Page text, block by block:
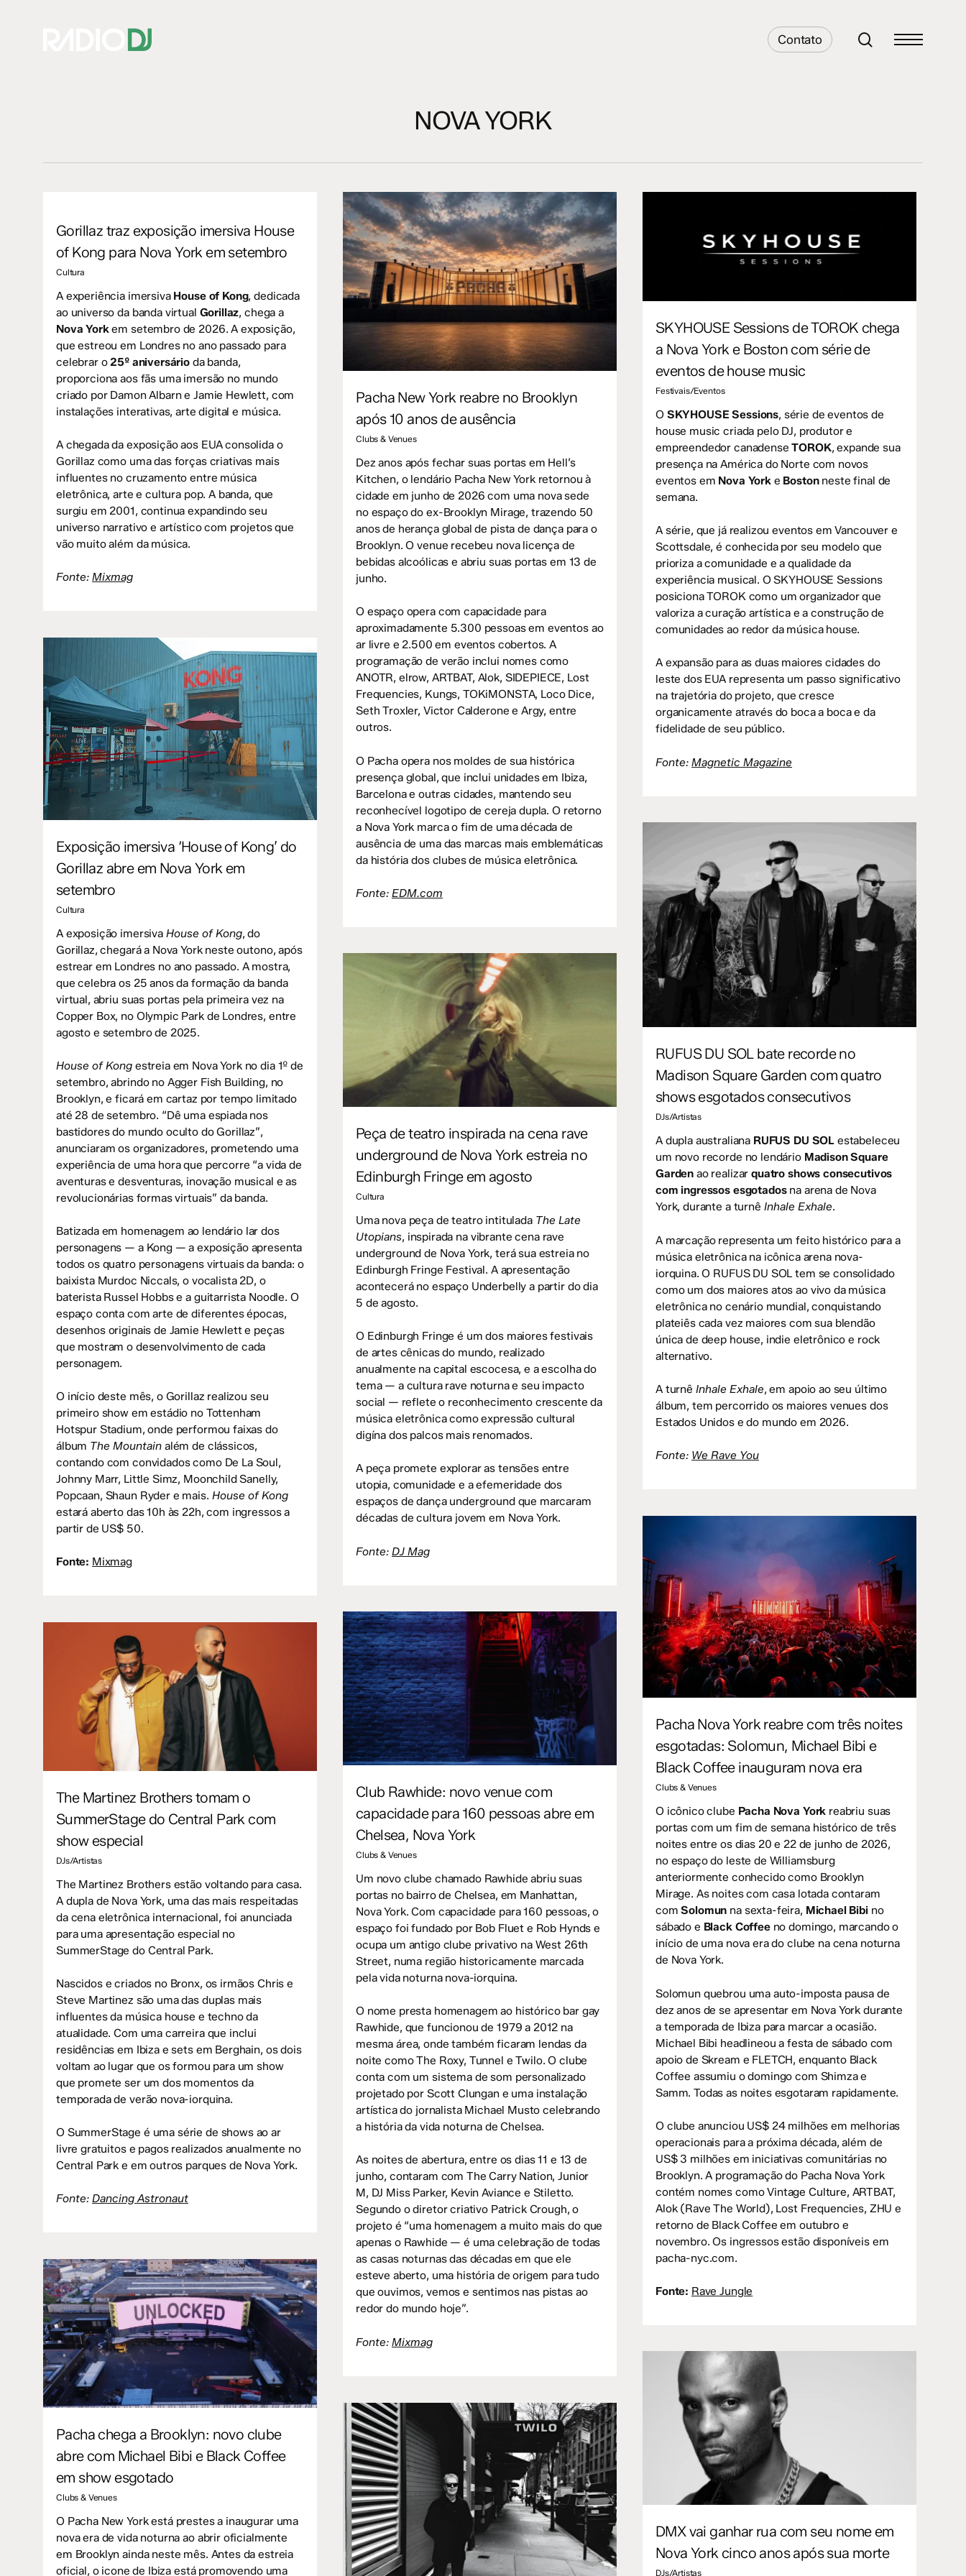
Contato search
Menu
NOVA YORK
Gorillaz traz exposição imersiva House
of Kong para Nova York em setembro
Cultura
A experiência imersiva House of Kong, dedicada
ao universo da banda virtual Gorillaz, chega a
Nova Yorkem setembro de 2026. A exposição,
que estreou em Londres no ano passado para
celebrar o25º aniversário da banda,
proporciona aos fãs uma imersão no mundo
criado por Damon Albarn e Jamie Hewlett, com
instalações interativas, arte digital e música.
A chegada da exposição aos EUA consolida o
Gorillaz como uma das forças criativas mais
influentes no cruzamento entre música
eletrônica, arte e cultura pop. A banda, que
surgiu em 2001, continua expandindo seu
universo narrativo e artístico com projetos que
vão muito além da música.
Fonte: Mixmag
Pacha New York reabre no Brooklyn
após 10 anos de ausência
Clubs & Venues
Dez anos após fechar suas portas em Hell’s
Kitchen, o lendário Pacha New York retornou à
cidade em junho de 2026 com uma nova sede
no espaço do ex-Brooklyn Mirage, trazendo 50
anos de herança global de pista de dança para o
Brooklyn. O venue recebeu nova licença de
bebidas alcoólicas e abriu suas portas em 13 de
junho.
O espaço opera com capacidade para
aproximadamente 5.300 pessoas em eventos ao
ar livre e 2.500 em eventos cobertos. A
programação de verão inclui nomes como
ANOTR, elrow, ARTBAT, Alok, SIDEPIECE, Lost
Frequencies, Kungs, TOKiMONSTA, Loco Dice,
Seth Troxler, Victor Calderone e Argy, entre
outros.
O Pacha opera nos moldes de sua histórica
presença global, que inclui unidades em Ibiza,
Barcelona e outras cidades, mantendo seu
reconhecível logotipo de cereja dupla. O retorno
a Nova York marca o fim de uma década de
ausência de uma das marcas mais emblemáticas
da história dos clubes de música eletrônica.
Fonte: EDM.com
SKYHOUSE Sessions de TOROK chega
a Nova York e Boston com série de
eventos de house music
Festivais/Eventos
O SKYHOUSE Sessions, série de eventos de
house music criada pelo DJ, produtor e
empreendedor canadenseTOROK, expande sua
presença na América do Norte com novos
eventos em Nova Yorke Bostonneste final de
semana.
A série, que já realizou eventos em Vancouver e
Scottsdale, é conhecida por seu modelo que
prioriza a comunidade e a qualidade da
experiência musical. O SKYHOUSE Sessions
posiciona TOROK como um organizador que
valoriza a curação artística e a construção de
comunidades ao redor da música house.
A expansão para as duas maiores cidades do
leste dos EUA representa um passo significativo
na trajetória do projeto, que cresce
organicamente através do boca a boca e da
fidelidade de seu público.
Fonte: Magnetic Magazine
Exposição imersiva ‘House of Kong’ do
Gorillaz abre em Nova York em
setembro
Cultura
A exposição imersiva House of Kong, do
Gorillaz, chegará a Nova York neste outono, após
estrear em Londres no ano passado. A mostra,
que celebra os 25 anos da formação da banda
virtual, abriu suas portas pela primeira vez na
Copper Box, no Olympic Park de Londres, entre
agosto e setembro de 2025.
House of Kong estreia em Nova York no dia 1º de
setembro, abrindo no Agger Fish Building, no
Brooklyn, e ficará em cartaz por tempo limitado
até 28 de setembro. “Dê uma espiada nos
bastidores do mundo oculto do Gorillaz”,
anunciaram os organizadores, prometendo uma
experiência de uma hora que percorre “a vida de
aventuras e desventuras, inovação musical e as
revolucionárias formas virtuais” da banda.
Batizada em homenagem ao lendário lar dos
personagens — a Kong — a exposição apresenta
todos os quatro personagens virtuais da banda: o
baixista Murdoc Niccals, o vocalista 2D, o
baterista Russel Hobbs e a guitarrista Noodle. O
espaço conta com arte de diferentes épocas,
desenhos originais de Jamie Hewlett e peças
que mostram o desenvolvimento de cada
personagem.
O início deste mês, o Gorillaz realizou seu
primeiro show em estádio no Tottenham
Hotspur Stadium, onde performou faixas do
álbum The Mountain além de clássicos,
contando com convidados como De La Soul,
Johnny Marr, Little Simz, Moonchild Sanelly,
Popcaan, Shaun Ryder e mais. House of Kong
estará aberto das 10h às 22h, com ingressos a
partir de US$ 50.
Fonte: Mixmag
RUFUS DU SOL bate recorde no
Madison Square Garden com quatro
shows esgotados consecutivos
DJs/Artistas
A dupla australiana RUFUS DU SOL estabeleceu
um novo recorde no lendário Madison Square
Garden ao realizarquatro shows consecutivos
com ingressos esgotadosna arena de Nova
York, durante a turnê Inhale Exhale.
A marcação representa um feito histórico para a
música eletrônica na icônica arena nova-
iorquina. O RUFUS DU SOL tem se consolidado
como um dos maiores atos ao vivo da música
eletrônica no cenário mundial, conquistando
plateiês cada vez maiores com sua blendão
única de deep house, indie eletrônico e rock
alternativo.
A turnê Inhale Exhale, em apoio ao seu último
álbum, tem percorrido os maiores venues dos
Estados Unidos e do mundo em 2026.
Fonte: We Rave You
Peça de teatro inspirada na cena rave
underground de Nova York estreia no
Edinburgh Fringe em agosto
Cultura
Uma nova peça de teatro intitulada The Late
Utopians, inspirada na vibrante cena rave
underground de Nova York, terá sua estreia no
Edinburgh Fringe Festival. A apresentação
acontecerá no espaço Underbelly a partir do dia
5 de agosto.
O Edinburgh Fringe é um dos maiores festivais
de artes cênicas do mundo, realizado
anualmente na capital escocesa, e a escolha do
tema — a cultura rave noturna e seu impacto
social — reflete o reconhecimento crescente da
música eletrônica como expressão cultural
digína dos palcos mais renomados.
A peça promete explorar as tensões entre
utopia, comunidade e a efemeridade dos
espaços de dança underground que marcaram
décadas de cultura jovem em Nova York.
Fonte: DJ Mag
Pacha Nova York reabre com três noites
esgotadas: Solomun, Michael Bibi e
Black Coffee inauguram nova era
Clubs & Venues
O icônico clube Pacha Nova York reabriu suas
portas com um fim de semana histórico de três
noites entre os dias 20 e 22 de junho de 2026,
no espaço do leste de Williamsburg
anteriormente conhecido como Brooklyn
Mirage. As noites com casa lotada contaram
comSolomun na sexta-feira, Michael Bibino
sábado e Black Coffeeno domingo, marcando o
início de uma nova era do clube na cena noturna
de Nova York.
Solomun quebrou uma auto-imposta pausa de
dez anos de se apresentar em Nova York durante
a temporada de Ibiza para marcar a ocasião.
Michael Bibi headlineou a festa de sábado com
apoio de Skream e FLETCH, enquanto Black
Coffee assumiu o domingo com Shimza e
Samm. Todas as noites esgotaram rapidamente.
O clube anunciou US$ 24 milhões em melhorias
operacionais para a próxima década, além de
US$ 3 milhões em iniciativas comunitárias no
Brooklyn. A programação do Pacha Nova York
contém nomes como Vintage Culture, ARTBAT,
Alok (Rave The World), Lost Frequencies, ZHU e
retorno de Black Coffee em outubro e
novembro. Os ingressos estão disponíveis em
pacha-nyc.com.
Fonte: Rave Jungle
Club Rawhide: novo venue com
capacidade para 160 pessoas abre em
Chelsea, Nova York
Clubs & Venues
Um novo clube chamado Rawhide abriu suas
portas no bairro de Chelsea, em Manhattan,
Nova York. Com capacidade para 160 pessoas, o
espaço foi fundado por Bob Fluet e Rob Hynds e
ocupa um antigo clube privativo na West 26th
Street, numa região historicamente marcada
pela vida noturna nova-iorquina.
O nome presta homenagem ao histórico bar gay
Rawhide, que funcionou de 1979 a 2012 na
mesma área, onde também ficaram lendas da
noite como The Roxy, Tunnel e Twilo. O clube
conta com um sistema de som personalizado
projetado por Scott Clungan e uma instalação
artística do jornalista Michael Musto celebrando
a história da vida noturna de Chelsea.
As noites de abertura, entre os dias 11 e 13 de
junho, contaram com The Carry Nation, Junior
M, DJ Miss Parker, Kevin Aviance e Stiletto.
Segundo o diretor criativo Patrick Crough, o
projeto é “uma homenagem a muito mais do que
apenas o Rawhide — é uma celebração de todas
as casas noturnas das décadas em que ele
esteve aberto, uma história de origem para tudo
que ouvimos, vemos e sentimos nas pistas ao
redor do mundo hoje”.
Fonte: Mixmag
The Martinez Brothers tomam o
SummerStage do Central Park com
show especial
DJs/Artistas
The Martinez Brothers estão voltando para casa.
A dupla de Nova York, uma das mais respeitadas
da cena eletrônica internacional, foi anunciada
para uma apresentação especial no
SummerStage do Central Park.
Nascidos e criados no Bronx, os irmãos Chris e
Steve Martinez são uma das duplas mais
influentes da música house e techno da
atualidade. Com uma carreira que inclui
residências em Ibiza e sets em Berghain, os dois
voltam ao lugar que os formou para um show
que promete ser um dos momentos da
temporada de verão nova-iorquina.
O SummerStage é uma série de shows ao ar
livre gratuitos e pagos realizados anualmente no
Central Park e em outros parques de Nova York.
Fonte: Dancing Astronaut
Pacha chega a Brooklyn: novo clube
abre com Michael Bibi e Black Coffee
em show esgotado
Clubs & Venues
O Pacha New York está prestes a inaugurar uma
nova era de vida noturna ao abrir oficialmente
em Brooklyn ainda neste mês. Antes da estreia
oficial, o icone de Ibiza está promovendo uma
DMX vai ganhar rua com seu nome em
Nova York cinco anos após sua morte
DJs/Artistas